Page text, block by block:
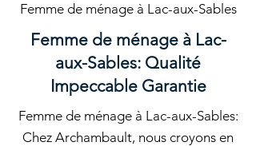
Femme de ménage à Lac-aux-Sables
Femme de ménage à Lac-
aux-Sables: Qualité
Impeccable Garantie
Femme de ménage à Lac-aux-Sables:
Chez Archambault, nous croyons en